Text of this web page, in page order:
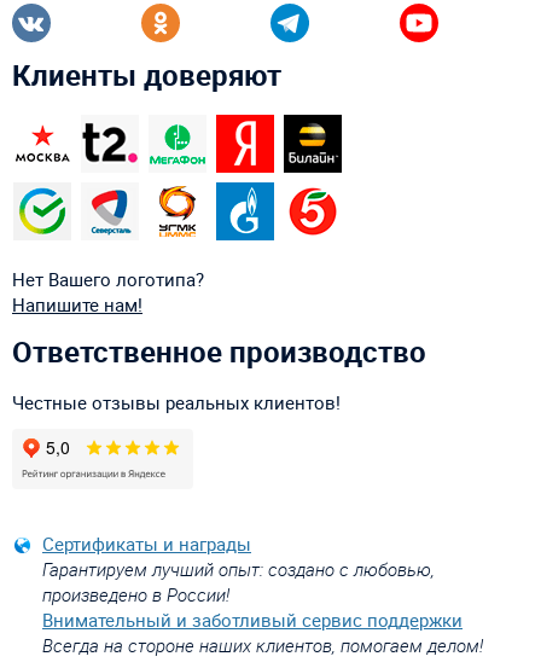
Клиенты доверяют
Нет Вашего логотипа?
Напишите нам!
Ответственное производство
Честные отзывы реальных клиентов!
Сертификаты и награды
Гарантируем лучший опыт: создано с любовью,
произведено в России!
Внимательный и заботливый сервис поддержки
Всегда на стороне наших клиентов, помогаем делом!